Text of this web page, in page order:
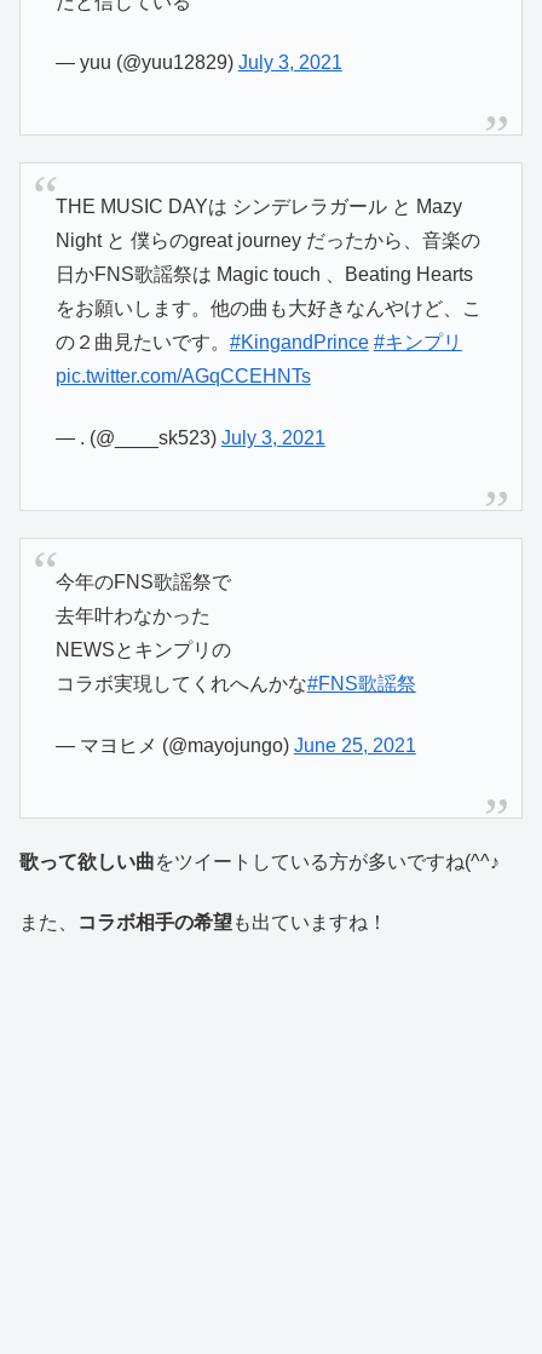
— yuu (@yuu12829) July 3, 2021
THE MUSIC DAYは シンデレラガール と Mazy
Night と 僕らのgreat journey だったから、音楽の
日かFNS歌謡祭は Magic touch 、Beating Hearts
をお願いします。他の曲も大好きなんやけど、こ
の２曲見たいです。 #KingandPrince #キンプリ
pic.twitter.com/AGqCCEHNTs
— . (@____sk523) July 3, 2021
今年のFNS歌謡祭で
去年叶わなかった
NEWSとキンプリの
コラボ実現してくれへんかな#FNS歌謡祭
— マヨヒメ (@mayojungo) June 25, 2021
歌って欲しい曲をツイートしている方が多いですね(^^♪
また、 コラボ相手の希望も出ていますね！